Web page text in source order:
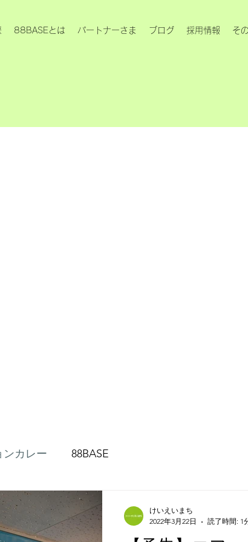
88BASEとは パートナーさま ブログ 採用情報 そ
ンカレー 88BASE
けいえいまち
2022年3月22日
読了時間: 1